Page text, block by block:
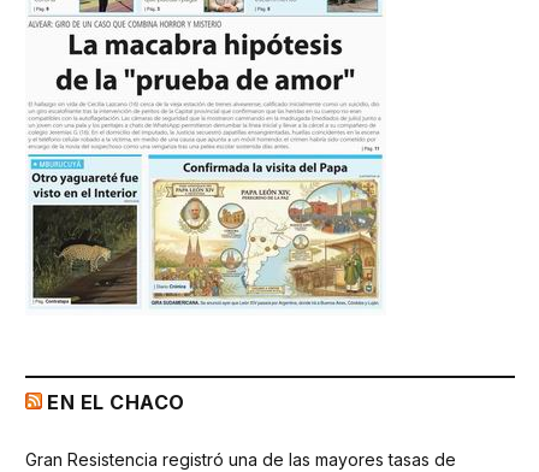
EN EL CHACO
Gran Resistencia registró una de las mayores tasas de